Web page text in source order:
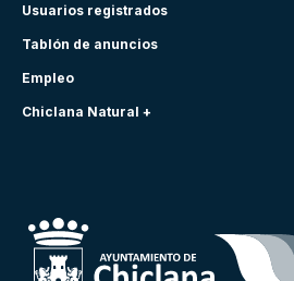
Usuarios registrados
Tablón de anuncios
Empleo
Chiclana Natural +